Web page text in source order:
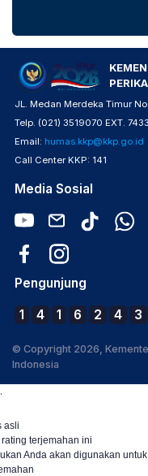
JL. Medan Merdeka Timur
Telp. (021) 3519070 EXT.
Email: humas.kkp@kkp.go.id
Call Center KKP: 141
Media Sosial
Pengunjung
1 4 1 6 2 4 3
© Copyright 2026,
Indonesia
.
asli
terjemahan ini
Anda akan digunakan